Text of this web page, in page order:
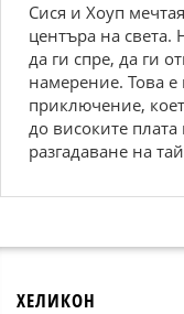
Сися и Хоуп
центъра на света.
да ги спре, да ги
намерение. Това е
приключение,
до високите
разгадаване на
ХЕЛИКОН